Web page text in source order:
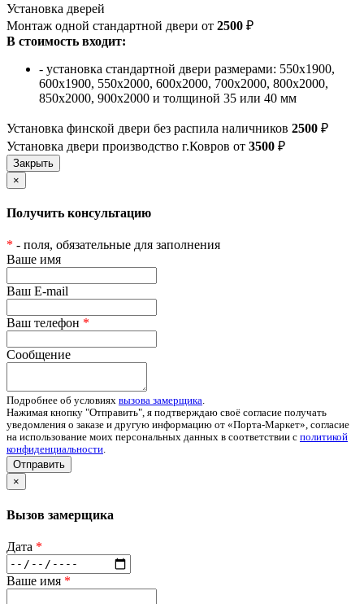
Установка дверей
Монтаж одной стандартной двери от 2500 ₽
В стоимость входит:
- установка стандартной двери размерами: 550х1900,
600х1900, 550х2000, 600х2000, 700х2000, 800х2000,
850х2000, 900х2000 и толщиной 35 или 40 мм
Установка финской двери без распила наличников 2500 ₽
Установка двери производство г.Ковров от 3500 ₽
×
Получить консультацию
* - поля, обязательные для заполнения
Ваше имя
Ваш E-mail
Ваш телефон *
Сообщение
Подробнее об условиях вызова замерщика.
Нажимая кнопку "Отправить", я подтверждаю своё согласие получать
уведомления о заказе и другую информацию от «Порта-Маркет», согласие
на использование моих персональных данных в соответствии с политикой
конфиденциальности.
Отправить
×
Вызов замерщика
Дата *
Ваше имя *